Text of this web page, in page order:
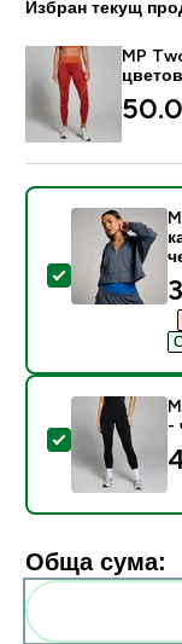
Избран текущ
MP
Select this
Select this
-
Обща сума: